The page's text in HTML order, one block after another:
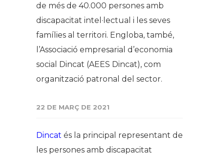
de més de 40.000 persones amb
discapacitat intel·lectual i les seves
famílies al territori. Engloba, també,
l’Associació empresarial d’economia
social Dincat (AEES Dincat), com
organització patronal del sector.
22 DE MARÇ DE 2021
Dincat és la principal representant de
les persones amb discapacitat